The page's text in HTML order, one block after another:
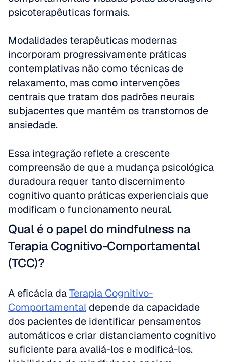
psicoterapêuticas formais.
Modalidades terapêuticas modernas
incorporam progressivamente práticas
contemplativas não como técnicas de
relaxamento, mas como intervenções
centrais que tratam dos padrões neurais
subjacentes que mantêm os transtornos de
ansiedade.
Essa integração reflete a crescente
compreensão de que a mudança psicológica
duradoura requer tanto discernimento
cognitivo quanto práticas experienciais que
modificam o funcionamento neural.
Qual é o papel do mindfulness na
Terapia Cognitivo-Comportamental
(TCC)?
A eficácia da Terapia Cognitivo-
Comportamental depende da capacidade
dos pacientes de identificar pensamentos
automáticos e criar distanciamento cognitivo
suficiente para avaliá-los e modificá-los.